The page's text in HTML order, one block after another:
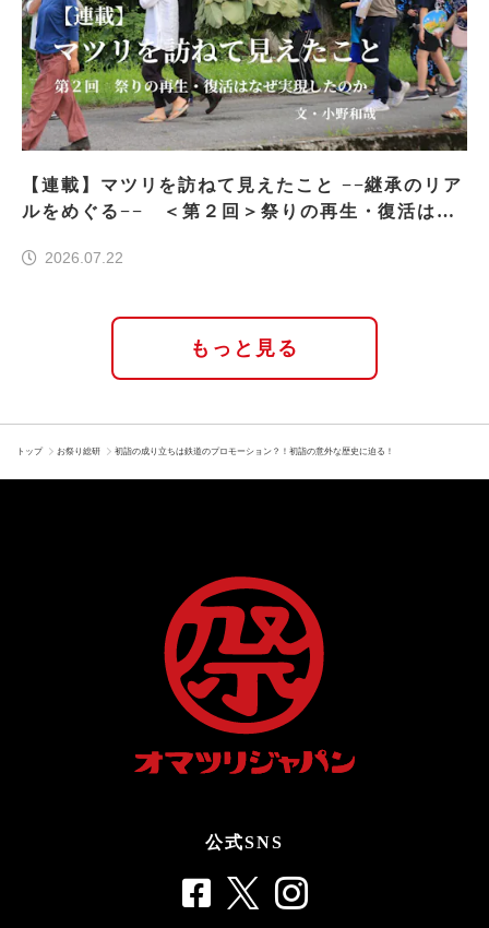
【連載】マツリを訪ねて見えたこと −−継承のリア
ルをめぐる−− ＜第２回＞祭りの再生・復活はな
2026.07.22
もっと見る
トップ お祭り総研 初詣の成り立ちは鉄道のプロモーション？！初詣の意外な歴史に迫る！
公式SNS